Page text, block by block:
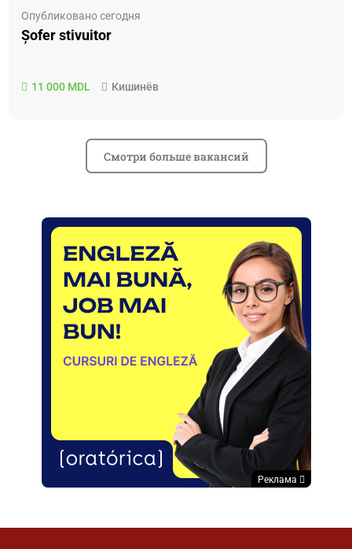
Опубликовано сегодня
Șofer stivuitor
11 000 MDL Кишинёв
Смотри больше вакансий
Реклама